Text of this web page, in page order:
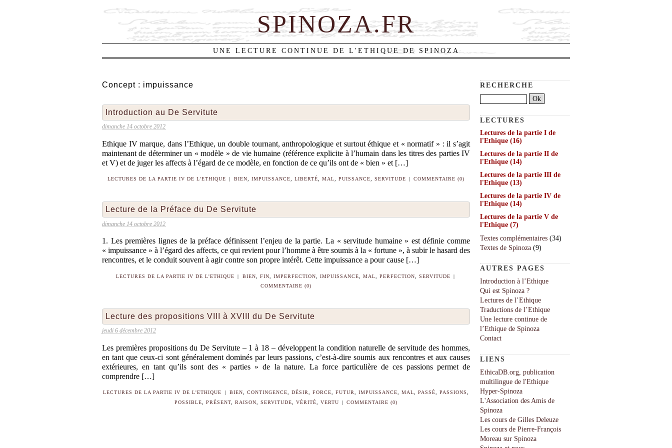
SPINOZA.FR
UNE LECTURE CONTINUE DE L'ETHIQUE DE SPINOZA
Concept : impuissance
Introduction au De Servitute
dimanche 14 octobre 2012
Ethique IV marque, dans l’Ethique, un double tournant, anthropologique et surtout éthique et « normatif » : il s’agit
maintenant de déterminer un « modèle » de vie humaine (référence explicite à l’humain dans les titres des parties IV
et V) et de juger les affects à l’égard de ce modèle, en fonction de ce qu’ils ont de « bien » et […]
LECTURES DE LA PARTIE IV DE L'ETHIQUE BIEN, IMPUISSANCE, LIBERTÉ, MAL, PUISSANCE, SERVITUDE COMMENTAIRE (0)
Lecture de la Préface du De Servitute
dimanche 14 octobre 2012
1. Les premières lignes de la préface définissent l’enjeu de la partie. La « servitude humaine » est définie comme
« impuissance » à l’égard des affects, ce qui revient pour l’homme à être soumis à la « fortune », à subir le hasard des
rencontres, et le conduit souvent à agir contre son propre intérêt. Cette impuissance a pour cause […]
LECTURES DE LA PARTIE IV DE L'ETHIQUE | BIEN FIN IMPERFECTION IMPUISSANCE MAL PERFECTION SERVITUDE
|
COMMENTAIRE (0)
Lecture des propositions VIII à XVIII du De Servitute
jeudi 6 décembre 2012
Les premières propositions du De Servitute – 1 à 18 – développent la condition naturelle de servitude des hommes,
en tant que ceux-ci sont généralement dominés par leurs passions, c’est-à-dire soumis aux rencontres et aux causes
extérieures, en tant qu’ils sont des « parties » de la nature. La force particulière de ces passions permet de
comprendre […]
LECTURES DE LA PARTIE IV DE L'ETHIQUE BIEN, CONTINGENCE, DÉSIR, FORCE, FUTUR, IMPUISSANCE, MAL, PASSÉ, PASSIONS,
POSSIBLE, PRÉSENT, RAISON, SERVITUDE, VÉRITÉ, VERTU COMMENTAIRE (0)
RECHERCHE
LECTURES
Lectures de la partie I de
l'Ethique (16)
Lectures de la partie II de
l'Ethique (14)
Lectures de la partie III de
l'Ethique (13)
Lectures de la partie IV de
l'Ethique (14)
Lectures de la partie V de
l'Ethique (7)
Textes complémentaires (34)
Textes de Spinoza (9)
AUTRES PAGES
Introduction à l’Ethique
Qui est Spinoza ?
Lectures de l’Ethique
Traductions de l’Ethique
Une lecture continue de
l’Ethique de Spinoza
Contact
LIENS
EthicaDB.org, publication
multilingue de l'Ethique
Hyper-Spinoza
L'Association des Amis de
Spinoza
Les cours de Gilles Deleuze
Les cours de Pierre-François
Moreau sur Spinoza